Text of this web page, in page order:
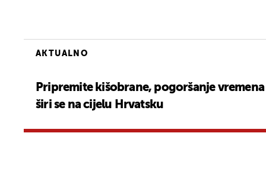
AKTUALNO
Pripremite kišobrane, pogoršanje vremena
širi se na cijelu Hrvatsku